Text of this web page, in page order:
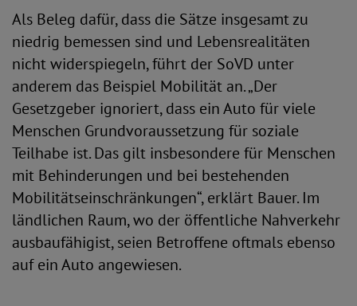
Als Beleg dafür, dass die Sätze insgesamt zu
niedrig bemessen sind und Lebensrealitäten
nicht widerspiegeln, führt der SoVD unter
anderem das Beispiel Mobilität an. „Der
Gesetzgeber ignoriert, dass ein Auto für viele
Menschen Grundvoraussetzung für soziale
Teilhabe ist. Das gilt insbesondere für Menschen
mit Behinderungen und bei bestehenden
Mobilitätseinschränkungen“, erklärt Bauer. Im
ländlichen Raum, wo der öffentliche Nahverkehr
ausbaufähigist, seien Betroffene oftmals ebenso
auf ein Auto angewiesen.